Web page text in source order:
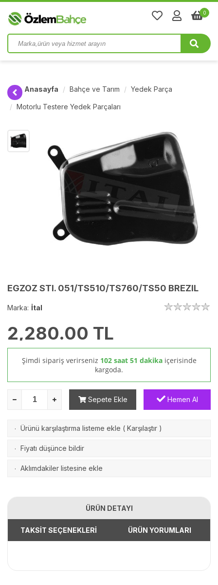
0
Anasayfa Bahçe ve Tarım Yedek Parça
Motorlu Testere Yedek Parçaları
EGZOZ STI. 051/TS510/TS760/TS50 BREZIL
Marka: İtal
2,280.00 TL
Şimdi sipariş verirseniz 102 saat 51 dakika içerisinde
kargoda.
Sepete Ekle Hemen Al
· Ürünü karşılaştırma listeme ekle ( Karşılaştır )
· Fiyatı düşünce bildir
· Aklımdakiler listesine ekle
ÜRÜN DETAYI
TAKSİT SEÇENEKLERİ ÜRÜN YORUMLARI